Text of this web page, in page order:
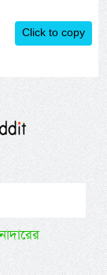
Click to copy